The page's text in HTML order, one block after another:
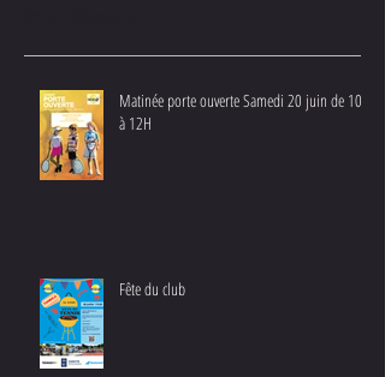
Matinée porte ouverte Samedi 20 juin de 10H
à 12H
Fête du club